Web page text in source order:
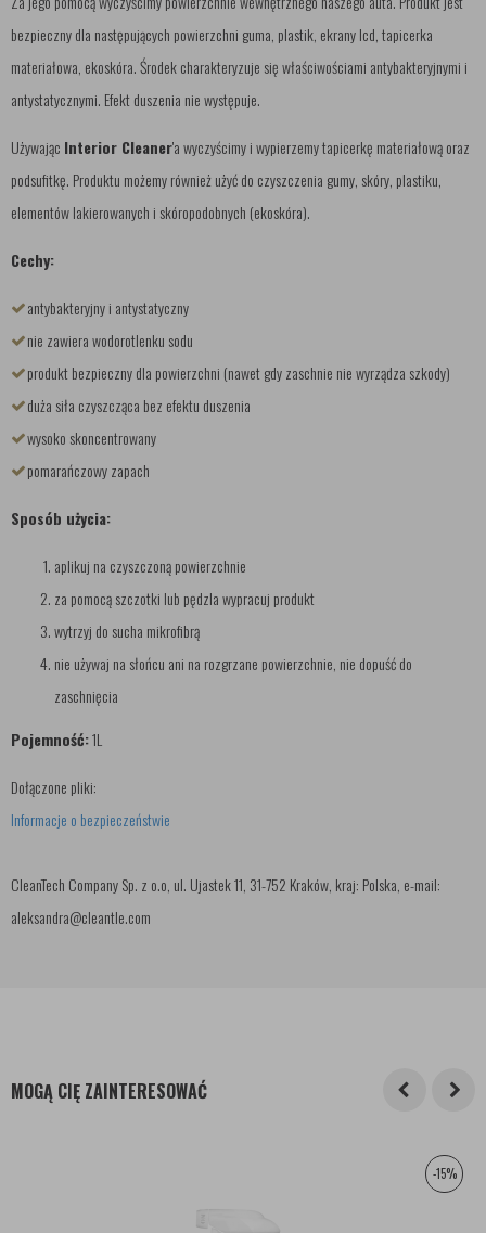
bezpieczny dla następujących powierzchni guma, plastik, ekrany lcd, tapicerka
materiałowa, ekoskóra. Środek charakteryzuje się właściwościami antybakteryjnymi i
antystatycznymi. Efekt duszenia nie występuje.
Używając Interior Cleaner'a wyczyścimy i wypierzemy tapicerkę materiałową oraz
podsufitkę. Produktu możemy również użyć do czyszczenia gumy, skóry, plastiku,
elementów lakierowanych i skóropodobnych (ekoskóra).
Cechy:
antybakteryjny i antystatyczny
nie zawiera wodorotlenku sodu
produkt bezpieczny dla powierzchni (nawet gdy zaschnie nie wyrządza szkody)
duża siła czyszcząca bez efektu duszenia
wysoko skoncentrowany
pomarańczowy zapach
Sposób użycia:
aplikuj na czyszczoną powierzchnie
za pomocą szczotki lub pędzla wypracuj produkt
wytrzyj do sucha mikrofibrą
nie używaj na słońcu ani na rozgrzane powierzchnie, nie dopuść do
zaschnięcia
Pojemność:1L
Dołączone pliki:
Informacje o bezpieczeństwie
CleanTech Company Sp. z o.o, ul. Ujastek 11, 31-752 Kraków, kraj: Polska, e-mail:
aleksandra@cleantle.com
MOGĄ CIĘ ZAINTERESOWAĆ
-15%